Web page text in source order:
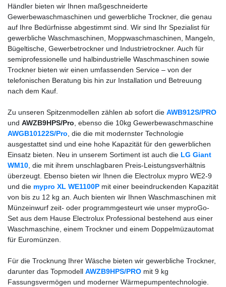
Händler bieten wir Ihnen maßgeschneiderte
Gewerbewaschmaschinen und gewerbliche Trockner, die genau
auf Ihre Bedürfnisse abgestimmt sind. Wir sind Ihr Spezialist für
gewerbliche Waschmaschinen, Moppwaschmaschinen, Mangeln,
Bügeltische, Gewerbetrockner und Industrietrockner. Auch für
semiprofessionelle und halbindustrielle Waschmaschinen sowie
Trockner bieten wir einen umfassenden Service – von der
telefonischen Beratung bis hin zur Installation und Betreuung
nach dem Kauf.
Zu unseren Spitzenmodellen zählen ab sofort die AWB912S/PRO
und AWZB9HPS/Pro , ebenso die 10kg Gewerbewaschmaschine
AWGB10122S/Pro , die die mit modernster Technologie
ausgestattet sind und eine hohe Kapazität für den gewerblichen
Einsatz bieten. Neu in unserem Sortiment ist auch die LG Giant
WM10 , die mit ihrem unschlagbaren Preis-Leistungsverhältnis
überzeugt. Ebenso bieten wir Ihnen die Electrolux mypro WE2-9
und die mypro XL WE1100P mit einer beeindruckenden Kapazität
von bis zu 12 kg an. Auch bienten wir Ihnen Waschmaschinen mit
Münzeinwurf zeit- oder programmgesteurt wie unser myproGo-
Set aus dem Hause Electrolux Professional bestehend aus einer
Waschmaschine, einem Trockner und einem Doppelmüzautomat
für Euromünzen.
Für die Trocknung Ihrer Wäsche bieten wir gewerbliche Trockner,
darunter das Topmodell AWZB9HPS/PRO mit 9 kg
Fassungsvermögen und moderner Wärmepumpentechnologie.